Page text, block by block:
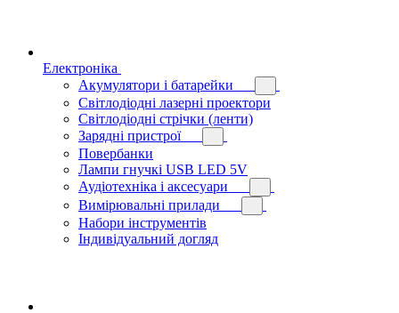
Електроніка
Акумулятори і батарейки
Світлодіодні лазерні проектори
Світлодіодні стрічки (ленти)
Зарядні пристрої
Повербанки
Лампи гнучкі USB LED 5V
Аудіотехніка і аксесуари
Вимірювальні прилади
Набори інструментів
Індивідуальний догляд